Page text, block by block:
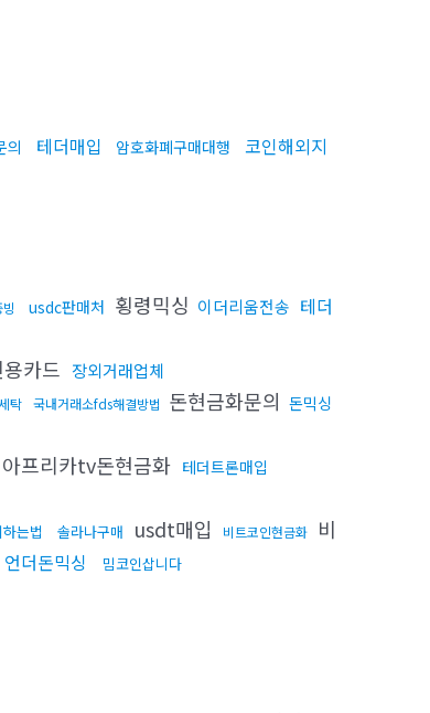
의 테더매입 암호화폐구매대행
코인해외지
usdc판매처 횡령믹싱 이더리움전송 테더
카드 장외거래업체
탁 국내거래소fds해결방법 돈현금화문의 돈믹싱
아프리카tv돈현금화 테더트론매입
는법 솔라나구매 usdt매입 비트코인현금화
비
언더돈믹싱 밈코인삽니다